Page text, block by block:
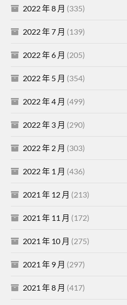
2022 年 8 月 (335)
2022 年 7 月 (139)
2022 年 6 月 (205)
2022 年 5 月 (354)
2022 年 4 月 (499)
2022 年 3 月 (290)
2022 年 2 月 (303)
2022 年 1 月 (436)
2021 年 12 月 (213)
2021 年 11 月 (172)
2021 年 10 月 (275)
2021 年 9 月 (297)
2021 年 8 月 (417)